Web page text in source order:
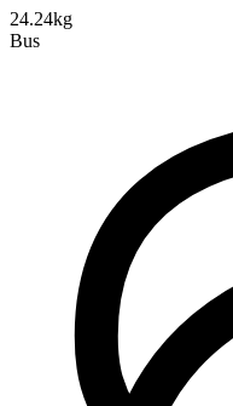
24.24kg
Bus